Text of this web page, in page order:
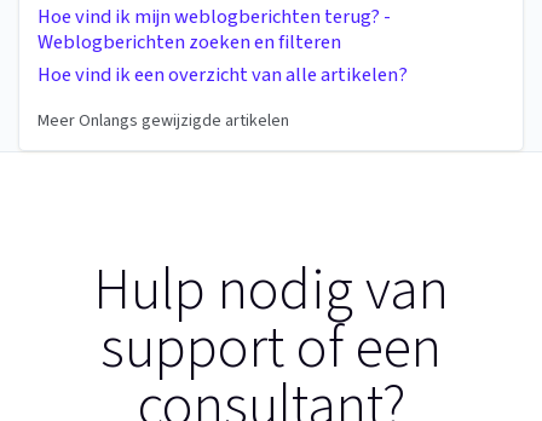
Hoe vind ik mijn weblogberichten terug? -
Weblogberichten zoeken en filteren
Hoe vind ik een overzicht van alle artikelen?
Meer Onlangs gewijzigde artikelen
Hulp nodig van
support of een